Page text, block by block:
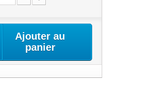
Ajouter au
panier